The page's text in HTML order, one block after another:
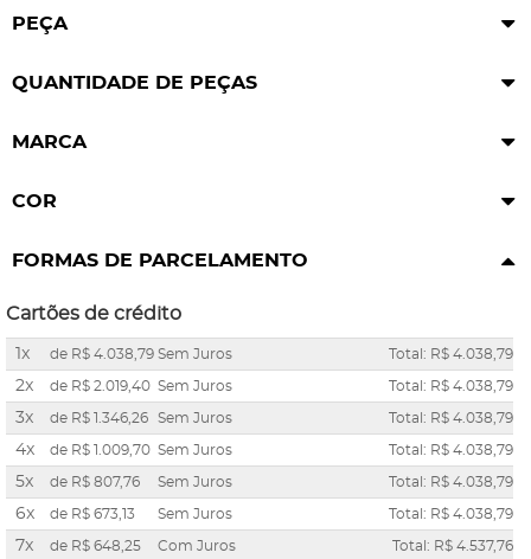
PEÇA
QUANTIDADE DE PEÇAS
MARCA
COR
FORMAS DE PARCELAMENTO
Cartões de crédito
1x de R$ 4.038,79 Sem Juros Total: R$ 4.038,79
2x de R$ 2.019,40 Sem Juros Total: R$ 4.038,79
3x de R$ 1.346,26 Sem Juros Total: R$ 4.038,79
4x de R$ 1.009,70 Sem Juros Total: R$ 4.038,79
5x de R$ 807,76 Sem Juros Total: R$ 4.038,79
6x de R$ 673,13 Sem Juros Total: R$ 4.038,79
7x de R$ 648,25 Com Juros Total: R$ 4.537,76